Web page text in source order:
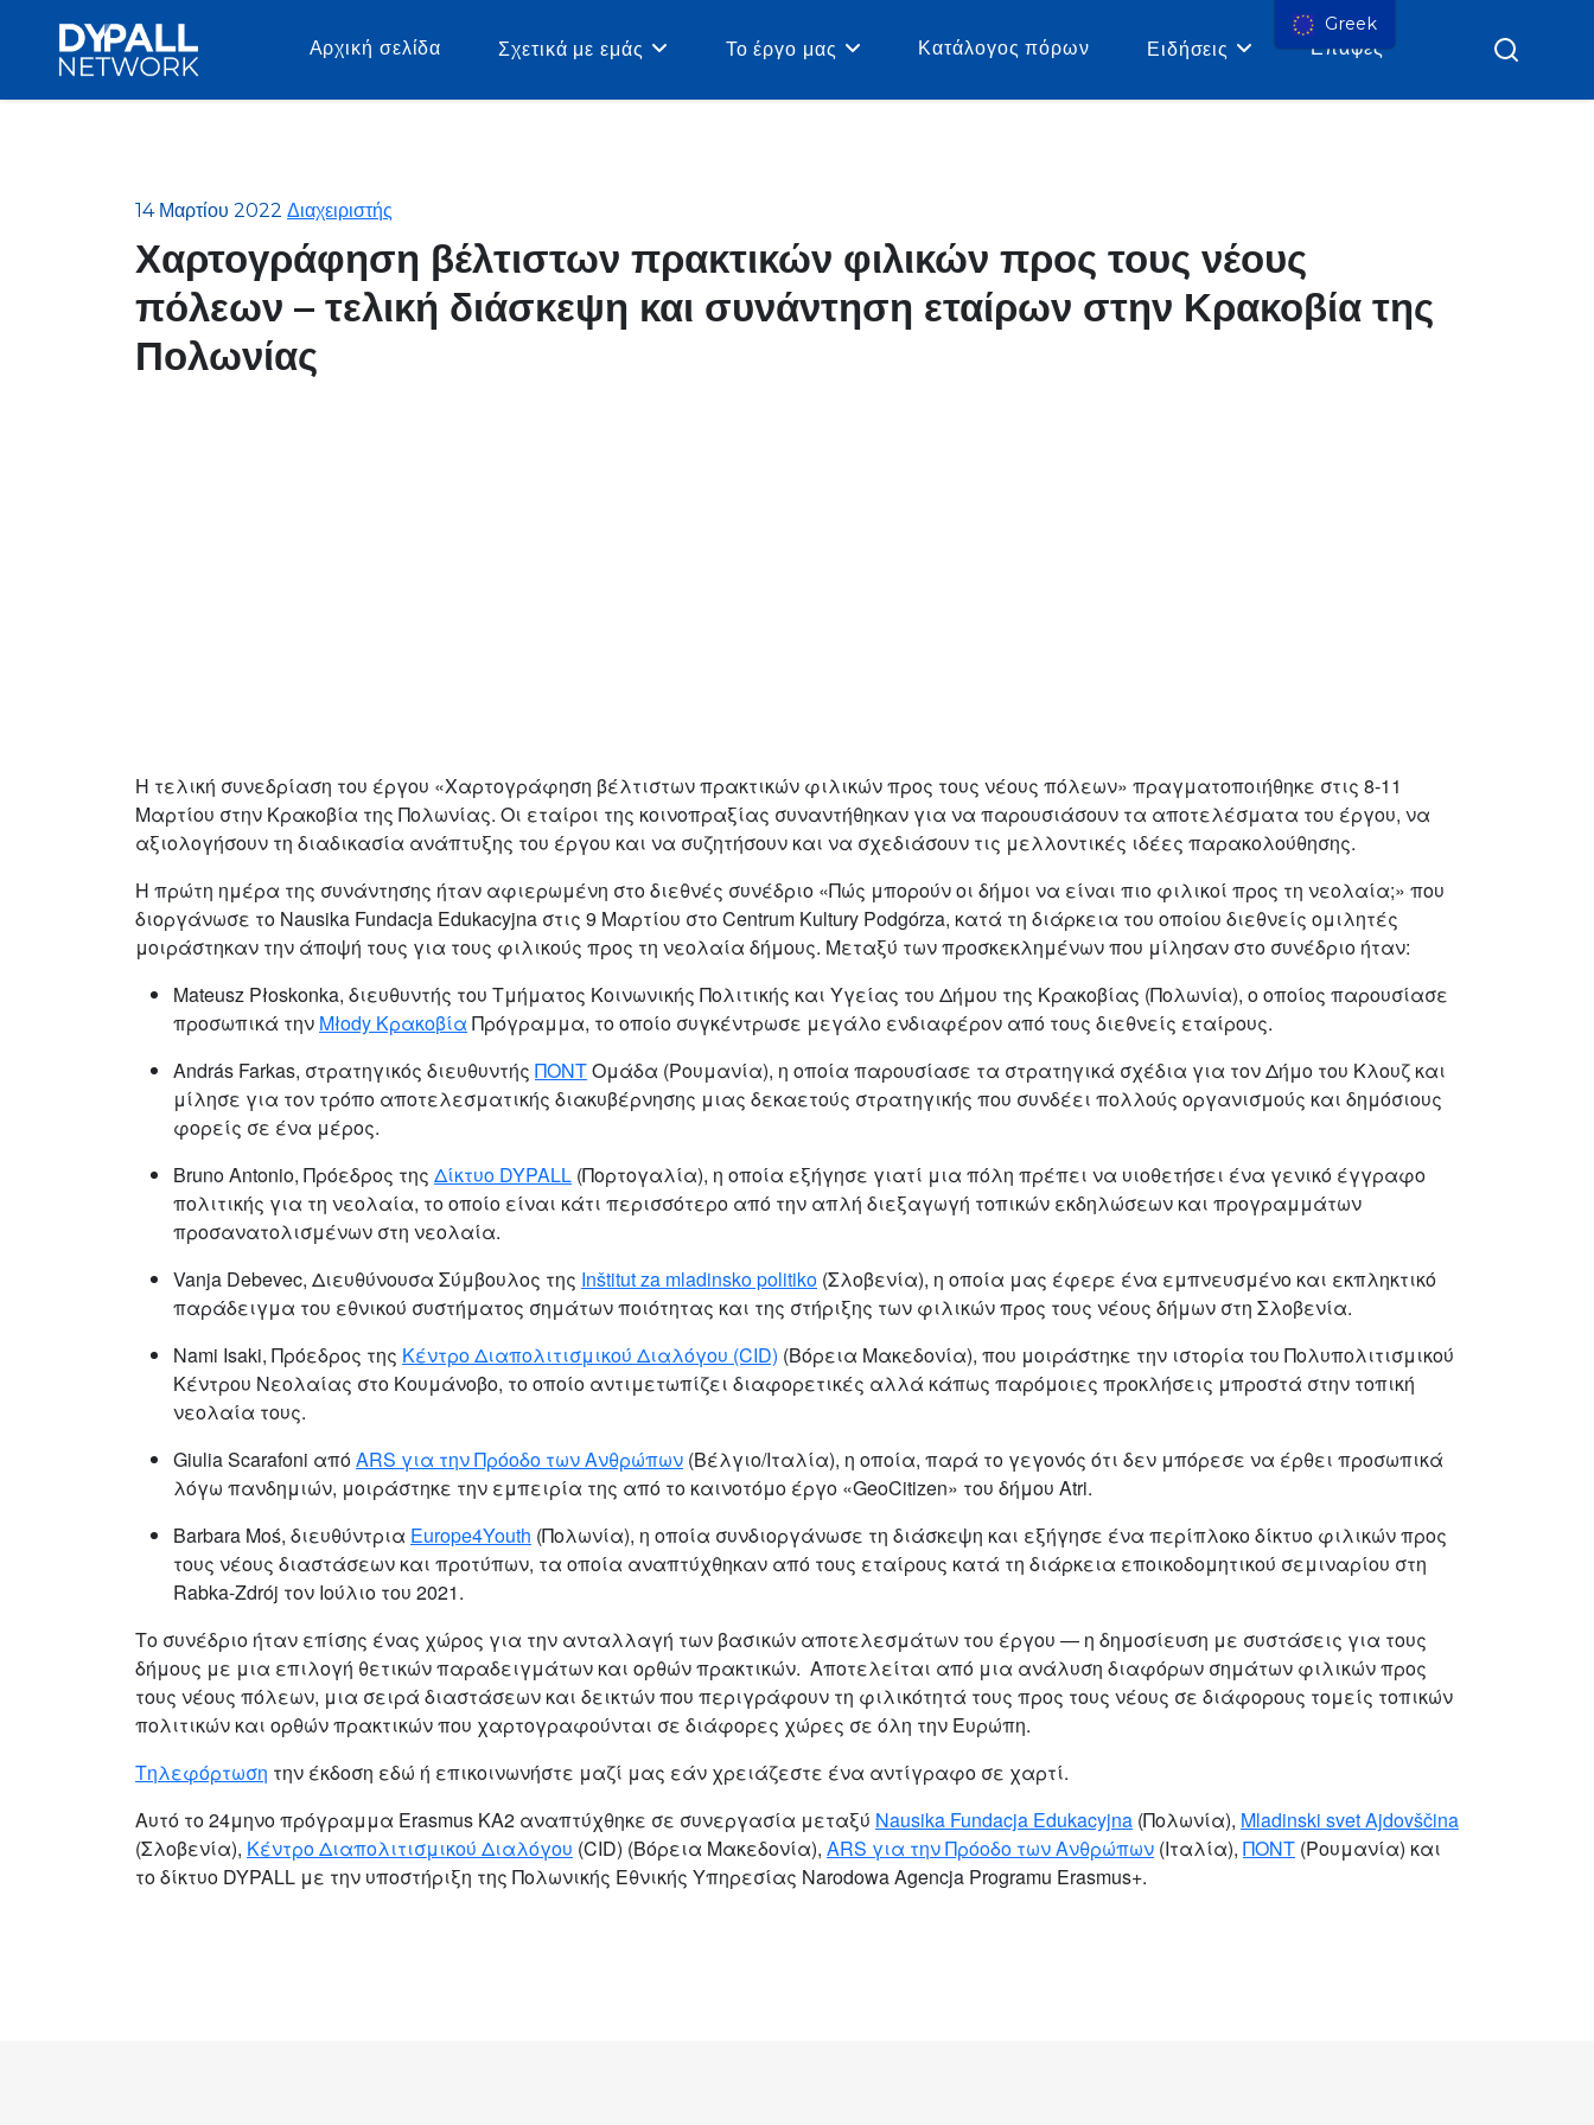
Αρχική σελίδα Σχετικά με εμάς Το έργο μας Κατάλογος πόρων Ειδήσεις Επαφές
14 Μαρτίου 2022 Διαχειριστής
Χαρτογράφηση βέλτιστων πρακτικών φιλικών προς τους νέους
πόλεων – τελική διάσκεψη και συνάντηση εταίρων στην Κρακοβία της
Πολωνίας
Η τελική συνεδρίαση του έργου «Χαρτογράφηση βέλτιστων πρακτικών φιλικών προς τους νέους πόλεων» πραγματοποιήθηκε στις 8-11
Μαρτίου στην Κρακοβία της Πολωνίας. Οι εταίροι της κοινοπραξίας συναντήθηκαν για να παρουσιάσουν τα αποτελέσματα του έργου, να
αξιολογήσουν τη διαδικασία ανάπτυξης του έργου και να συζητήσουν και να σχεδιάσουν τις μελλοντικές ιδέες παρακολούθησης.
Η πρώτη ημέρα της συνάντησης ήταν αφιερωμένη στο διεθνές συνέδριο «Πώς μπορούν οι δήμοι να είναι πιο φιλικοί προς τη νεολαία;» που
διοργάνωσε το Nausika Fundacja Edukacyjna στις 9 Μαρτίου στο Centrum Kultury Podgórza, κατά τη διάρκεια του οποίου διεθνείς ομιλητές
μοιράστηκαν την άποψή τους για τους φιλικούς προς τη νεολαία δήμους. Μεταξύ των προσκεκλημένων που μίλησαν στο συνέδριο ήταν:
Mateusz Płoskonka, διευθυντής του Τμήματος Κοινωνικής Πολιτικής και Υγείας του Δήμου της Κρακοβίας (Πολωνία), ο οποίος παρουσίασε
προσωπικά την Młody Κρακοβία Πρόγραμμα, το οποίο συγκέντρωσε μεγάλο ενδιαφέρον από τους διεθνείς εταίρους.
András Farkas, στρατηγικός διευθυντής ΠΟΝΤΟμάδα (Ρουμανία), η οποία παρουσίασε τα στρατηγικά σχέδια για τον Δήμο του Κλουζ και
μίλησε για τον τρόπο αποτελεσματικής διακυβέρνησης μιας δεκαετούς στρατηγικής που συνδέει πολλούς οργανισμούς και δημόσιους
φορείς σε ένα μέρος.
Bruno Antonio, Πρόεδρος της Δίκτυο DYPALL (Πορτογαλία), η οποία εξήγησε γιατί μια πόλη πρέπει να υιοθετήσει ένα γενικό έγγραφο
πολιτικής για τη νεολαία, το οποίο είναι κάτι περισσότερο από την απλή διεξαγωγή τοπικών εκδηλώσεων και προγραμμάτων
προσανατολισμένων στη νεολαία.
Vanja Debevec, Διευθύνουσα Σύμβουλος της Inštitut za mladinsko politiko (Σλοβενία), η οποία μας έφερε ένα εμπνευσμένο και εκπληκτικό
παράδειγμα του εθνικού συστήματος σημάτων ποιότητας και της στήριξης των φιλικών προς τους νέους δήμων στη Σλοβενία.
Nami Isaki, Πρόεδρος της Κέντρο Διαπολιτισμικού Διαλόγου (CID) (Βόρεια Μακεδονία), που μοιράστηκε την ιστορία του Πολυπολιτισμικού
Κέντρου Νεολαίας στο Κουμάνοβο, το οποίο αντιμετωπίζει διαφορετικές αλλά κάπως παρόμοιες προκλήσεις μπροστά στην τοπική
νεολαία τους.
Giulia Scarafoni απόARS για την Πρόοδο των Ανθρώπων (Βέλγιο/Ιταλία), η οποία, παρά το γεγονός ότι δεν μπόρεσε να έρθει προσωπικά
λόγω πανδημιών, μοιράστηκε την εμπειρία της από το καινοτόμο έργο «GeoCitizen» του δήμου Atri.
Barbara Moś, διευθύντρια Europe4Youth (Πολωνία), η οποία συνδιοργάνωσε τη διάσκεψη και εξήγησε ένα περίπλοκο δίκτυο φιλικών προς
τους νέους διαστάσεων και προτύπων, τα οποία αναπτύχθηκαν από τους εταίρους κατά τη διάρκεια εποικοδομητικού σεμιναρίου στη
Rabka-Zdrój τον Ιούλιο του 2021.
Το συνέδριο ήταν επίσης ένας χώρος για την ανταλλαγή των βασικών αποτελεσμάτων του έργου — η δημοσίευση με συστάσεις για τους
δήμους με μια επιλογή θετικών παραδειγμάτων και ορθών πρακτικών. Αποτελείται από μια ανάλυση διαφόρων σημάτων φιλικών προς
τους νέους πόλεων, μια σειρά διαστάσεων και δεικτών που περιγράφουν τη φιλικότητά τους προς τους νέους σε διάφορους τομείς τοπικών
πολιτικών και ορθών πρακτικών που χαρτογραφούνται σε διάφορες χώρες σε όλη την Ευρώπη.
Τηλεφόρτωση την έκδοση εδώ ή επικοινωνήστε μαζί μας εάν χρειάζεστε ένα αντίγραφο σε χαρτί.
Αυτό το 24μηνο πρόγραμμα Erasmus KA2 αναπτύχθηκε σε συνεργασία μεταξύ Nausika Fundacja Edukacyjna (Πολωνία), Mladinski svet Ajdovščina
(Σλοβενία), Κέντρο Διαπολιτισμικού Διαλόγου (CID) (Βόρεια Μακεδονία), ARS για την Πρόοδο των Ανθρώπων (Ιταλία), ΠΟΝΤ (Ρουμανία) και
το δίκτυο DYPALL με την υποστήριξη της Πολωνικής Εθνικής Υπηρεσίας Narodowa Agencja Programu Erasmus+.
Greek